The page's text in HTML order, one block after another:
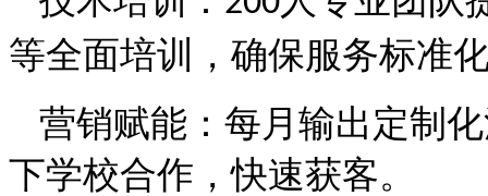
等全面培训，确保服务标准
营销赋能：每月输出定制
下学校合作，快速获客。